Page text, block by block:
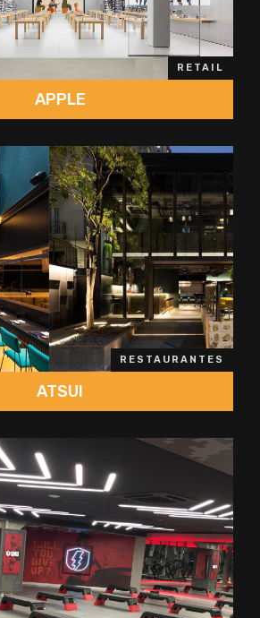
RETAIL
APPLE
RESTAURANTES
ATSUI